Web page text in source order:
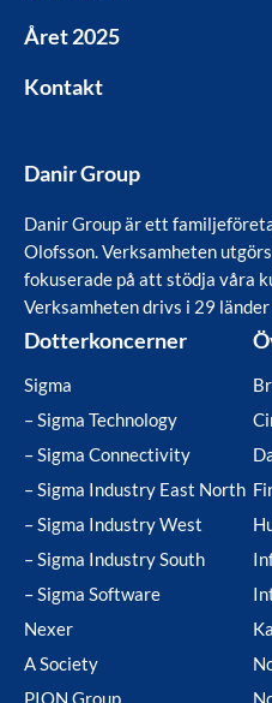
Året 2025
Kontakt
Danir Group
Danir Group är ett
Olofsson. Verksamheten
fokuserade på att stödja våra
Verksamheten drivs i 29
Dotterkoncerner
Sigma
– Sigma Technology
– Sigma Connectivity
– Sigma Industry East North
– Sigma Industry West
– Sigma Industry South
– Sigma Software
Nexer
A Society
PION Group